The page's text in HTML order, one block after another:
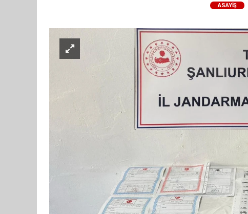
ASAYIŞ